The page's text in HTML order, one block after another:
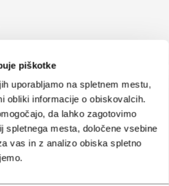
piškotke
uporabljamo na spletnem mestu,
obliki informacije o obiskovalcih.
da lahko zagotovimo
spletnega mesta, določene vsebine
vas in z analizo obiska spletno
nae-novice
nam sledi na: